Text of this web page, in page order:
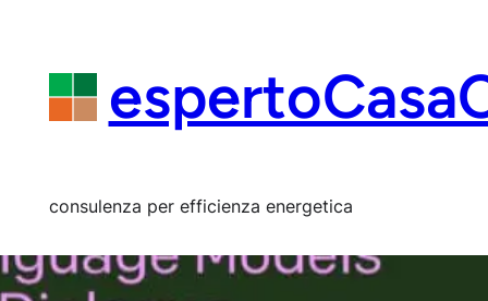
consulenza per efficienza energetica